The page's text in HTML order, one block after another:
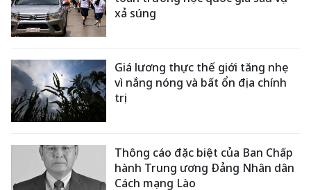
xả súng
Giá lương thực thế giới tăng nhẹ
vì nắng nóng và bất ổn địa chính
trị
Thông cáo đặc biệt của Ban Chấp
hành Trung ương Đảng Nhân dân
Cách mạng Lào